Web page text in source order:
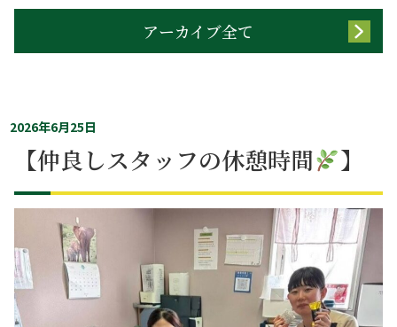
アーカイブ全て
2026年6月25日
【仲良しスタッフの休憩時間 】